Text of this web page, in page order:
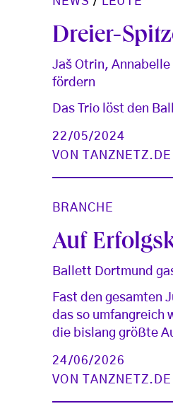
Dreier-
Jaš Otrin,
fördern
Das Trio löst den
22/05/2024
VON
BRANCHE
Auf
Ballett Dortmund
Fast den gesamten
das so umfangreich
die bislang größte
24/06/2026
VON